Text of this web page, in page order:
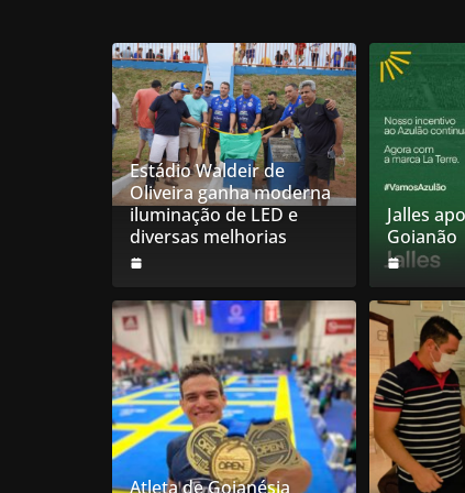
Estádio Waldeir de
Oliveira ganha moderna
iluminação de LED e
diversas melhorias
Jalles
Goianão
Atleta de Goianésia